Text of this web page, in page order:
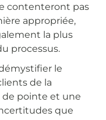
contenteront pas
appropriée,
la plus
processus.
le
de la
de pointe et une
que